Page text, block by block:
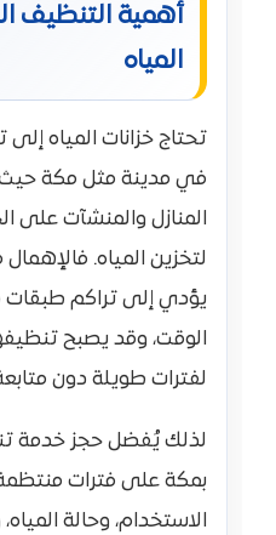
أهمية التنظيف
المياه
تحتاج خزانات المياه
في مدينة مثل مكة حيث
المنازل والمنشآت على
لتخزين المياه.
يؤدي إلى تراكم طبقات
الوقت، وقد يصبح
لفترات طويلة دون
لذلك يُفضل حجز خدمة
بمكة على فترات
الاستخدام، وحالة